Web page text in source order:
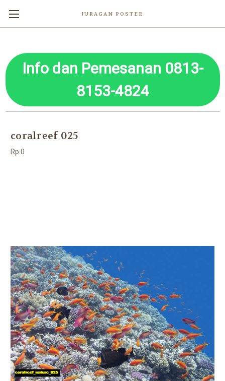
JURAGAN POSTER
Info dan Pemesanan 0813-
8153-4824
coralreef 025
Rp.0